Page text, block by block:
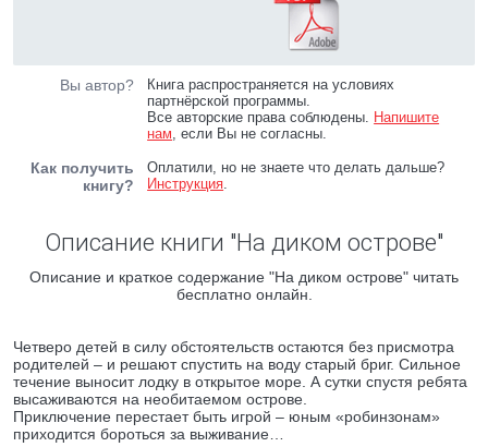
Вы автор?
Книга распространяется на условиях
партнёрской программы.
Все авторские права соблюдены. Напишите
нам, если Вы не согласны.
Как получить
книгу?
Оплатили, но не знаете что делать дальше?
Инструкция.
Описание книги "На диком острове"
Описание и краткое содержание "На диком острове" читать
бесплатно онлайн.
Четверо детей в силу обстоятельств остаются без присмотра
родителей – и решают спустить на воду старый бриг. Сильное
течение выносит лодку в открытое море. А сутки спустя ребята
высаживаются на необитаемом острове.
Приключение перестает быть игрой – юным «робинзонам»
приходится бороться за выживание…